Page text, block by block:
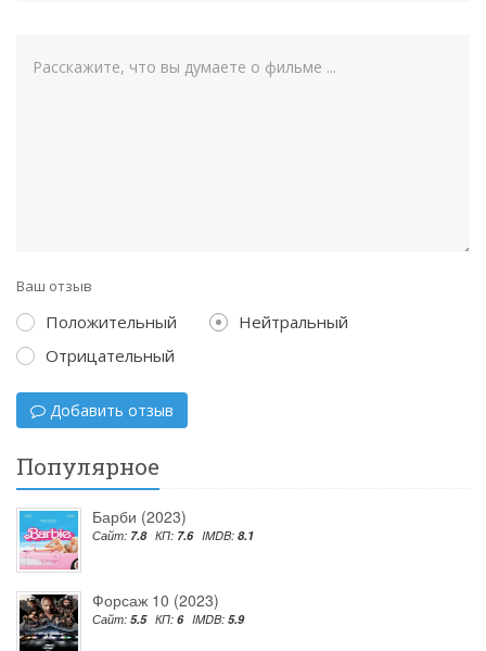
Ваш отзыв
Положительный
Нейтральный
Отрицательный
Добавить отзыв
Популярное
Барби (2023)
Сайт: 7.8 КП: 7.6 IMDB: 8.1
Форсаж 10 (2023)
Сайт: 5.5 КП: 6 IMDB: 5.9